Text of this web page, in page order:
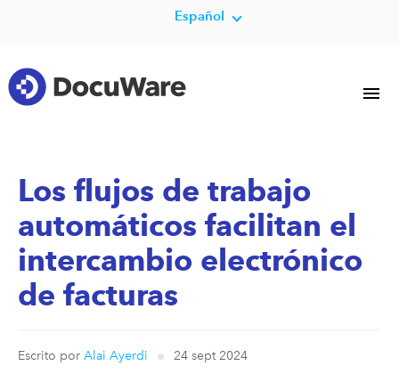
Español
Los flujos de trabajo
automáticos facilitan el
intercambio electrónico
de facturas
Escrito por Alai Ayerdi 24 sept 2024